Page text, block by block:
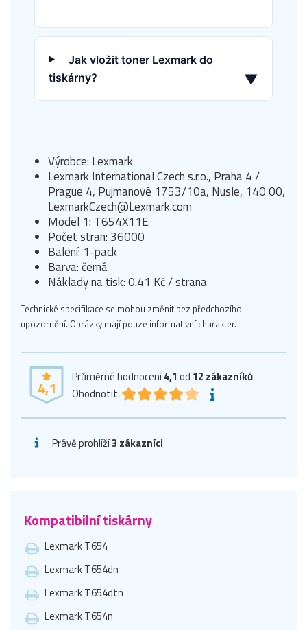
Jak vložit toner Lexmark do
tiskárny?
▼
Výrobce: Lexmark
Lexmark International Czech s.r.o., Praha 4 /
Prague 4, Pujmanové 1753/10a, Nusle, 140 00,
LexmarkCzech@Lexmark.com
Model 1: T654X11E
Počet stran: 36000
Balení: 1-pack
Barva: černá
Náklady na tisk: 0.41 Kč / strana
Technické specifikace se mohou změnit bez předchozího
upozornění. Obrázky mají pouze informativní charakter.
4,1
Průměrné hodnocení4,1 od 12 zákazníků
Ohodnotit:
Právě prohlíží3 zákazníci
Kompatibilní tiskárny
Lexmark T654
Lexmark T654dn
Lexmark T654dtn
Lexmark T654n